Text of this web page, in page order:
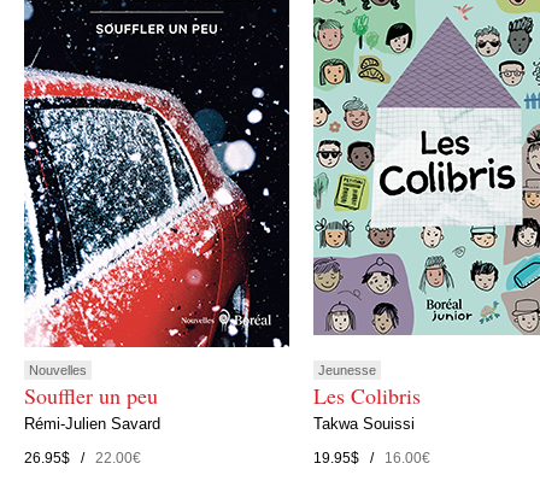
Nouvelles
Souffler un peu
Rémi-Julien Savard
26.95$ /22.00€
Jeunesse
Les Colibris
Takwa Souissi
19.95$ /16.00€